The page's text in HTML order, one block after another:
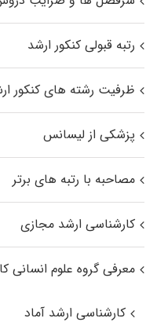
رتبه قبولی کنکور ارشد
ظرفیت رشته های کنکور
پزشکی از لیسانس
مصاحبه با رتبه های برتر
کارشناسی ارشد مجازی
معرفی گروه علوم انسانی
کارشناسی ارشد آماد